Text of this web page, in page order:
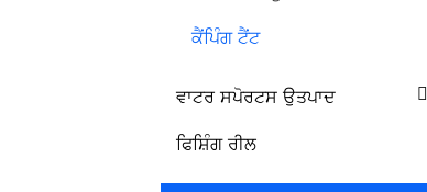
ਕੈਂਪਿੰਗ ਟੈਂਟ
ਵਾਟਰ ਸਪੋਰਟਸ ਉਤਪਾਦ
ਫਿਸ਼ਿੰਗ ਰੀਲ